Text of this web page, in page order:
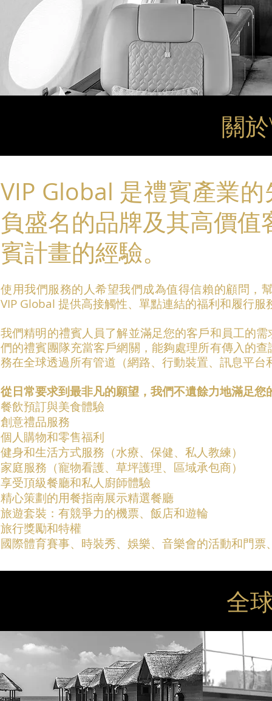
關
VIP Global 是禮賓產業
負盛名的品牌及其高價
賓計畫的經驗。
使用我們服務的人希望我們成為值得信賴的顧問，
VIP Global 提供高接觸性、單點連結的福利和履行
我們精明的禮賓人員了解並滿足您的客戶和員工的
們的禮賓團隊充當客戶網關，能夠處理所有傳入的
務在全球透過所有管道（網路、行動裝置、訊息平
從日常要求到最非凡的願望，我們不遺餘力地滿足您
餐飲預訂與美食體驗
創意禮品服務
個人購物和零售福利
健身和生活方式服務（水療、保健、私人教練）
家庭服務（寵物看護、草坪護理、區域承包商）
享受頂級餐廳和私人廚師體驗
精心策劃的用餐指南展示精選餐廳
旅遊套裝：有競爭力的機票、飯店和遊輪
旅行獎勵和特權
國際體育賽事、時裝秀、娛樂、音樂會的活動和門
全